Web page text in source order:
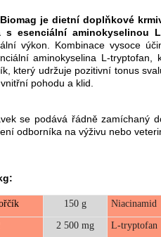
je dietní doplňkové
s esenciální aminokyselinou
výkon. Kombinace vysoce
aminokyselina L-
který udržuje pozitivní tonus
pohodu a klid.
se podává řádně zamíchaný
odborníka na výživu nebo
150 g Niacinamid
2 500 mg L-tryptofan